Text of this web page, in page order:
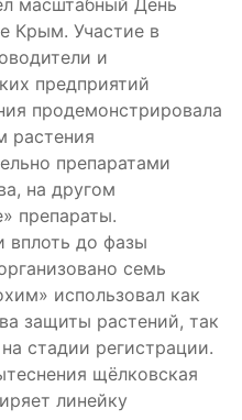
масштабный День
Крым. Участие в
и
предприятий
продемонстрировала
растения
препаратами
на другом
препараты.
вплоть до фазы
семь
использовал как
защиты растений, так
стадии регистрации.
щёлковская
линейку